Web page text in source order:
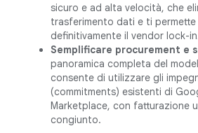
sicuro e ad alta velocità, che
trasferimento dati e ti
definitivamente il vendor lock-
Semplificare procurement e
panoramica completa del
consente di utilizzare gli
(commitments) esistenti di
Marketplace, con fatturazione
congiunto.